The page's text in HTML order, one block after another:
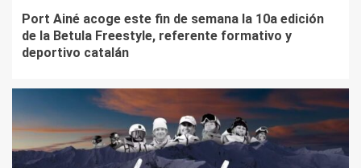
Port Ainé acoge este fin de semana la 10a edición
de la Betula Freestyle, referente formativo y
deportivo catalán